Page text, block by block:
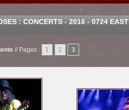
: CONCERTS - 2016 - 0724 EAST
// Pages : 1 2 3